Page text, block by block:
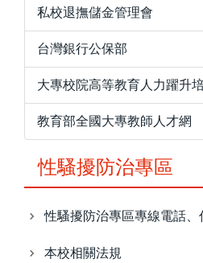
私校退撫儲金管理會
台灣銀行公保部
大專校院高等教育人力躍升
教育部全國大專教師人才網
性騷擾防治專區
性騷擾防治專區專線電話、
本校相關法規